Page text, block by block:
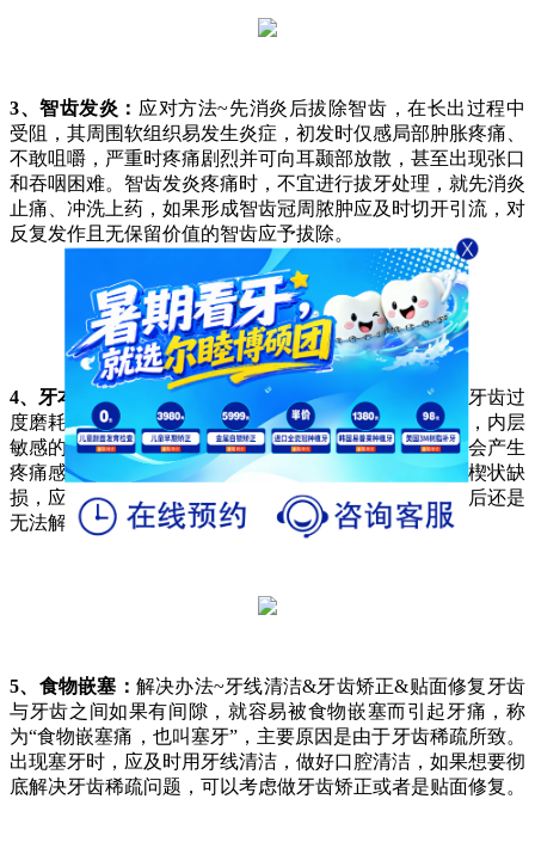
3、智齿发炎： 应对方法~先消炎后拔除智齿，在长出过程中
受阻，其周围软组织易发生炎症，初发时仅感局部肿胀疼痛、
不敢咀嚼，严重时疼痛剧烈并可向耳颞部放散，甚至出现张口
和吞咽困难。智齿发炎疼痛时，不宜进行拔牙处理，就先消炎
止痛、冲洗上药，如果形成智齿冠周脓肿应及时切开引流，对
反复发作且无保留价值的智齿应予拔除。
4、牙本质过敏：
应对方法~牙齿脱敏&根管治疗主因是牙齿过
度磨耗或者蛀牙龋坏，导致最外层坚硬的牙釉质被破坏，内层
敏感的牙本质外露，牙神经受到冷热酸甜等刺激时，就会产生
疼痛感。牙本质过敏者可做脱敏治疗，若牙被龋坏或者楔状缺
损，应早进行修补，范围较大则要做全冠进行保护，最后还是
无法解决时，只能进行根管治疗。
5、食物嵌塞： 解决办法~牙线清洁&牙齿矫正&贴面修复牙齿
与牙齿之间如果有间隙，就容易被食物嵌塞而引起牙痛，称
为“食物嵌塞痛，也叫塞牙”，主要原因是由于牙齿稀疏所致。
出现塞牙时，应及时用牙线清洁，做好口腔清洁，如果想要彻
底解决牙齿稀疏问题，可以考虑做牙齿矫正或者是贴面修复。